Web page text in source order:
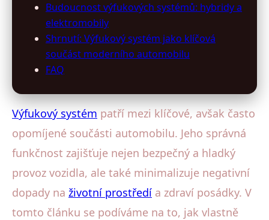
Budoucnost výfukových systémů: hybridy a
elektromobily
Shrnutí: Výfukový systém jako klíčová
součást moderního automobilu
FAQ
Výfukový systém patří mezi klíčové, avšak často
opomíjené součásti automobilu. Jeho správná
funkčnost zajišťuje nejen bezpečný a hladký
provoz vozidla, ale také minimalizuje negativní
dopady na životní prostředí a zdraví posádky. V
tomto článku se podíváme na to, jak vlastně